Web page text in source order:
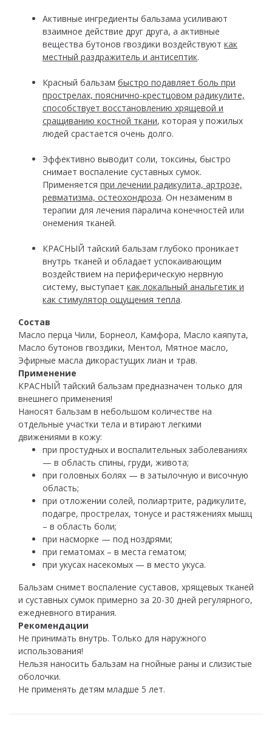
Активные ингредиенты бальзама усиливают
взаимное действие друг друга, а активные
вещества бутонов гвоздики воздействуют как
местный раздражитель и антисептик.
Красный бальзам быстро подавляет боль при
прострелах, пояснично-крестцовом радикулите,
способствует восстановлению хрящевой и
сращиванию костной ткани, которая у пожилых
людей срастается очень долго.
Эффективно выводит соли, токсины, быстро
снимает воспаление суставных сумок.
Применяется при лечении радикулита, артрозе,
ревматизма, остеохондроза. Он незаменим в
терапии для лечения паралича конечностей или
онемения тканей.
КРАСНЫЙ тайский бальзам глубоко проникает
внутрь тканей и обладает успокаивающим
воздействием на периферическую нервную
систему, выступает как локальный анальгетик и
как стимулятор ощущения тепла.
Состав
Масло перца Чили, Борнеол, Камфора, Масло каяпута,
Масло бутонов гвоздики, Ментол, Мятное масло,
Эфирные масла дикорастущих лиан и трав.
Применение
КРАСНЫЙ тайский бальзам предназначен только для
внешнего применения!
Наносят бальзам в небольшом количестве на
отдельные участки тела и втирают легкими
движениями в кожу:
при простудных и воспалительных заболеваниях
— в область спины, груди, живота;
при головных болях — в затылочную и височную
область;
при отложении солей, полиартрите, радикулите,
подагре, прострелах, тонусе и растяжениях мышц
– в область боли;
при насморке — под ноздрями;
при гематомах – в места гематом;
при укусах насекомых — в место укуса.
Бальзам снимет воспаление суставов, хрящевых тканей
и суставных сумок примерно за 20-30 дней регулярного,
ежедневного втирания.
Рекомендации
Не принимать внутрь. Только для наружного
использования!
Нельзя наносить бальзам на гнойные раны и слизистые
оболочки.
Не применять детям младше 5 лет.